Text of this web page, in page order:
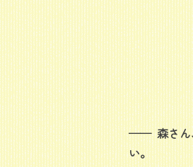
森さ
い。